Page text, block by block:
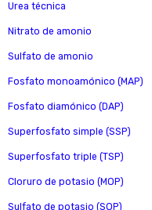
Urea técnica
Nitrato de amonio
Sulfato de amonio
Fosfato monoamónico (MAP)
Fosfato diamónico (DAP)
Superfosfato simple (SSP)
Superfosfato triple (TSP)
Cloruro de potasio (MOP)
Sulfato de potasio (SOP)